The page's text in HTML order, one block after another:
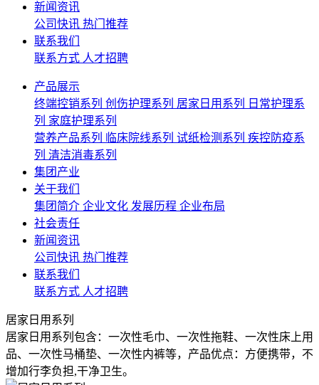
新闻资讯
公司快讯 热门推荐
联系我们
联系方式 人才招聘
产品展示
终端控销系列 创伤护理系列 居家日用系列
日常护理系
列 家庭护理系列
营养产品系列
临床院线系列 试纸检测系列 疾控防疫系
列 清洁消毒系列
集团产业
关于我们
集团简介 企业文化 发展历程 企业布局
社会责任
新闻资讯
公司快讯 热门推荐
联系我们
联系方式 人才招聘
居家日用系列
居家日用系列包含：一次性毛巾、一次性拖鞋、一次性床上用
品、一次性马桶垫、一次性内裤等，产品优点：方便携带，不
增加行李负担,干净卫生。